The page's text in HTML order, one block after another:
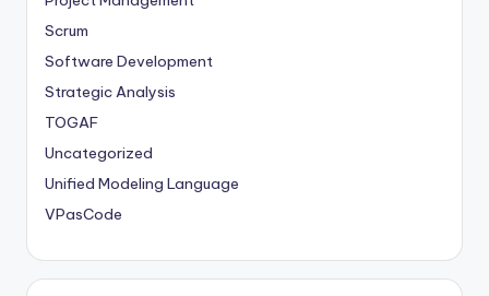
Scrum
Software Development
Strategic Analysis
TOGAF
Uncategorized
Unified Modeling Language
VPasCode